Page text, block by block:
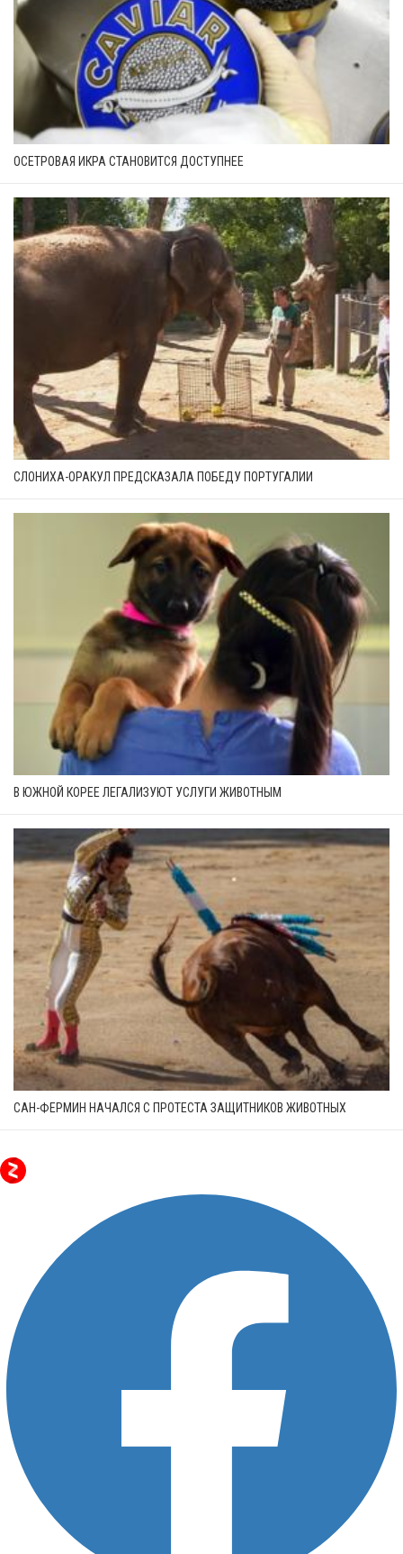
ОСЕТРОВАЯ ИКРА СТАНОВИТСЯ ДОСТУПНЕЕ
СЛОНИХА-ОРАКУЛ ПРЕДСКАЗАЛА ПОБЕДУ ПОРТУГАЛИИ
В ЮЖНОЙ КОРЕЕ ЛЕГАЛИЗУЮТ УСЛУГИ ЖИВОТНЫМ
САН-ФЕРМИН НАЧАЛСЯ С ПРОТЕСТА ЗАЩИТНИКОВ ЖИВОТНЫХ